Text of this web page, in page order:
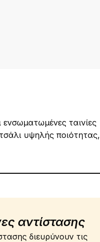
ταινίες
υψηλής ποιότητας,
αντίστασης
διευρύνουν τις